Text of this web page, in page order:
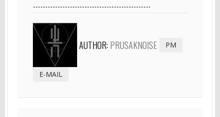
------------------------------------------------
AUTHOR: PRUSAKNOISE PM
E-MAIL